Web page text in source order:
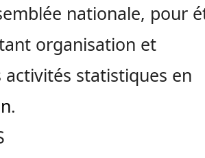
nationale, pour
organisation et
statistiques en
.